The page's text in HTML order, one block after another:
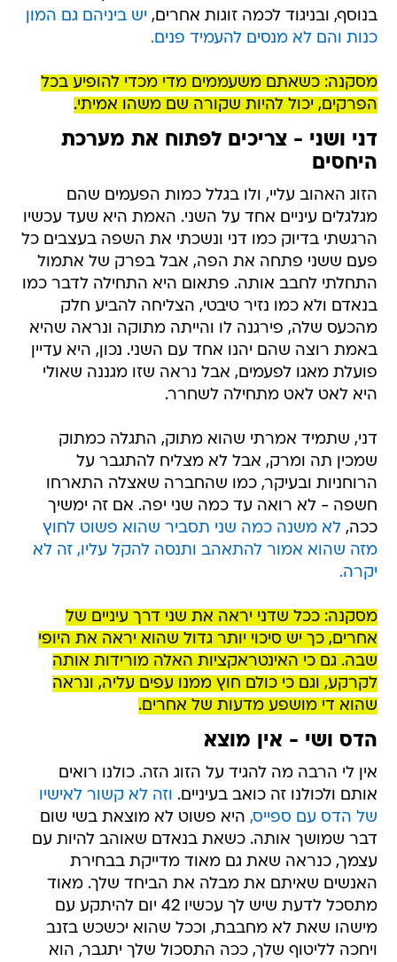
בנוסף, ובניגוד לכמה זוגות אחרים, יש ביניהם גם המון
כנות והם לא מנסים להעמיד פנים.
מסקנה: כשאתם משעממים מדי מכדי להופיע בכל
הפרקים, יכול להיות שקורה שם משהו אמיתי.
דני ושני - צריכים לפתוח את מערכת
היחסים
הזוג האהוב עליי, ולו בגלל כמות הפעמים שהם
מגלגלים עיניים אחד על השני. האמת היא שעד עכשיו
הרגשתי בדיוק כמו דני ונשכתי את השפה בעצבים כל
פעם ששני פתחה את הפה, אבל בפרק של אתמול
התחלתי לחבב אותה. פתאום היא התחילה לדבר כמו
בנאדם ולא כמו נזיר טיבטי, הצליחה להביע חלק
מהכעס שלה, פירגנה לו והייתה מתוקה ונראה שהיא
באמת רוצה שהם יהנו אחד עם השני. נכון, היא עדיין
פועלת מאגו לפעמים, אבל נראה שזו מגננה שאולי
היא לאט לאט מתחילה לשחרר.
דני, שתמיד אמרתי שהוא מתוק, התגלה כמתוק
שמכין תה ומרק, אבל לא מצליח להתגבר על
הרוחניות ובעיקר, כמו שהחברה שאצלה התארחו
חשפה - לא רואה עד כמה שני יפה. אם זה ימשיך
ככה,לא משנה כמה שני תסביר שהוא פשוט לחוץ
מזה שהוא אמור להתאהב ותנסה להקל עליו, זה לא
יקרה.
מסקנה: ככל שדני יראה את שני דרך עיניים של
אחרים, כך יש סיכוי יותר גדול שהוא יראה את היופי
שבה. גם כי האינטראקציות האלה מורידות אותה
לקרקע, וגם כי כולם חוץ ממנו עפים עליה, ונראה
שהוא די מושפע מדעות של אחרים.
הדס ושי - אין מוצא
אין לי הרבה מה להגיד על הזוג הזה. כולנו רואים
אותם ולכולנו זה כואב בעיניים. וזה לא קשור לאישיו
של הדס עם ספייס, היא פשוט לא מוצאת בשי שום
דבר שמושך אותה. כשאת בנאדם שאוהב להיות עם
עצמך, כנראה שאת גם מאוד מדייקת בבחירת
האנשים שאיתם את מבלה את הביחד שלך. מאוד
מתסכל לדעת שיש לך עכשיו 42 יום להיתקע עם
מישהו שאת לא מחבבת, וככל שהוא יכשכש בזנב
ויחכה לליטוף שלך, ככה התסכול שלך יתגבר, הוא